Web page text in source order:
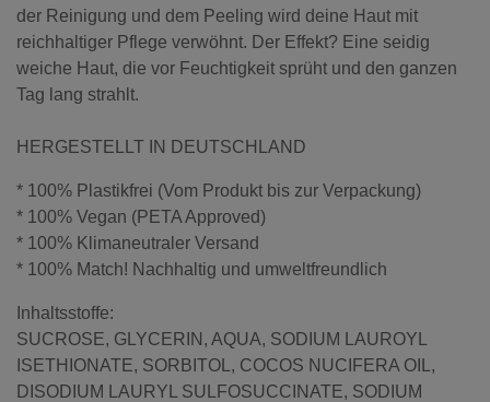
der Reinigung und dem Peeling wird deine Haut mit
reichhaltiger Pflege verwöhnt. Der Effekt? Eine seidig
weiche Haut, die vor Feuchtigkeit sprüht und den ganzen
Tag lang strahlt.
HERGESTELLT IN DEUTSCHLAND
* 100% Plastikfrei (Vom Produkt bis zur Verpackung)
* 100% Vegan (PETA Approved)
* 100% Klimaneutraler Versand
* 100% Match! Nachhaltig und umweltfreundlich
Inhaltsstoffe:
SUCROSE, GLYCERIN, AQUA, SODIUM LAUROYL
ISETHIONATE, SORBITOL, COCOS NUCIFERA OIL,
DISODIUM LAURYL SULFOSUCCINATE, SODIUM